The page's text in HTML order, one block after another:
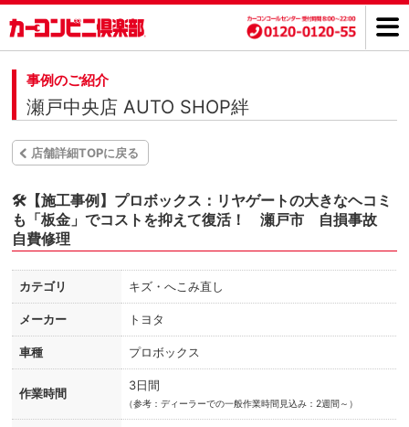
事例のご紹介
瀬戸中央店 AUTO SHOP絆
店舗詳細TOPに戻る
🛠️【施工事例】プロボックス：リヤゲートの大きなヘコミ
も「板金」でコストを抑えて復活！ 瀬戸市 自損事故
自費修理
カテゴリ キズ・へこみ直し
メーカー トヨタ
車種 プロボックス
作業時間
3日間
（参考：ディーラーでの一般作業時間見込み：2週間～）